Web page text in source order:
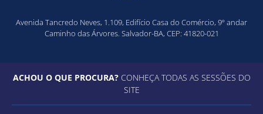
Avenida Tancredo Neves, 1.109, Edifício Casa do Comércio, 9º andar
Caminho das Árvores. Salvador-BA, CEP: 41820-021
ACHOU O QUE PROCURA?CONHEÇA TODAS AS SESSÕES DO
SITE